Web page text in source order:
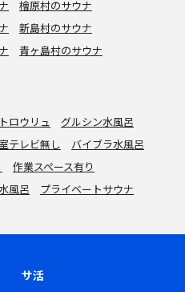
檜原村のサウナ
新島村のサウナ
青ヶ島村のサウナ
ロウリュ
グルシン水風呂
テレビ無し
バイブラ水風呂
作業スペース有り
風呂 プライベートサウナ
サ活